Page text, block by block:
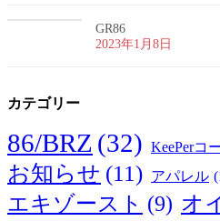
GR86
2023年1月8日
カテゴリー
86/BRZ (32) KeePerコ
お知らせ (11) アパレル
エキゾースト (9) オ